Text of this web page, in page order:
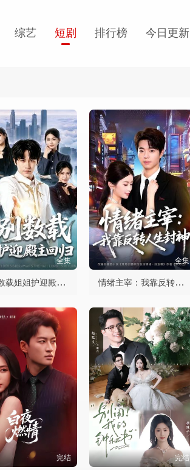
综艺 短剧 排行榜 今日更新
全集
一别数载姐姐护迎殿主回归
全集
情绪主宰：我靠反转人生封神
完结 完结